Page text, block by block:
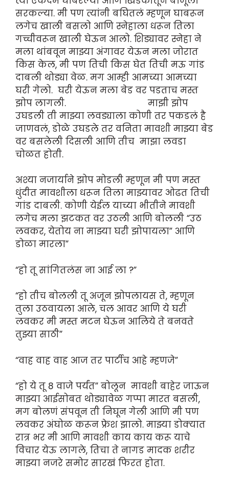
सरकल्या. मी पण त्यांनी बघितलं म्हणून घाबरून
लगेच खाली बसलो आणि स्नेहाला धरून तिला
गच्चीवरून खाली घेऊन आलो. शिड्यावर स्नेहा ने
मला थांबवून माझ्या अंगावर येऊन मला जोरात
किस केल, मी पण तिची किस घेत तिची मऊ गांड
दाबली थोड्या वेळ. मग आम्ही आमच्या आमच्या
घरी गेलो. घरी येऊन मला बेड वर पडताच मस्त
झोप लागली. माझी झोप
उघडली ती माझ्या लवड्याला कोणी तर पकडलं है
जाणवलं, डोळे उघडले तर वनिता मावशी माझ्या बेड
वर बसलेली दिसली आणि तीच माझा लवडा
चोळत होती.
अश्या नजार्याने झोप मोडली म्हणून मी पण मस्त
धुंदीत मावशीला धरून तिला माझ्यावर ओढत तिची
गांड दाबली. कोणी येईल याच्या भीतीने मावशी
लगेच मला झटकत वर उठली आणि बोलली “उठ
लवकर, येतोय ना माझ्या घरी झोपायला” आणि
डोळा मारला”
“हो तू सांगितलंस ना आई ला ?”
“हो तीच बोलली तू अजून झोपलायस ते, म्हणून
तुला उठवायला आले, चल आवर आणि ये घरी
लवकर मी मस्त मटन घेऊन आलिये ते बनवते
तुझ्या साठी”
“वाह वाह वाह आज तर पार्टीच आहे म्हणजे”
“हो ये तू 8 वाजे पर्यंत” बोलून मावशी बाहेर जाऊन
माझ्या आईसोबत थोड्यावेळ गप्पा मारत बसली,
मग बोलणं संपवून ती निघून गेली आणि मी पण
लवकर अंघोळ करून फ्रेश झालो. माझ्या डोक्यात
रात्र भर मी आणि मावशी काय काय करू याचे
विचार येऊ लागले, तिचा ते नागड मादक शरीर
माझ्या नजरे समोर सारखं फिरत होता.